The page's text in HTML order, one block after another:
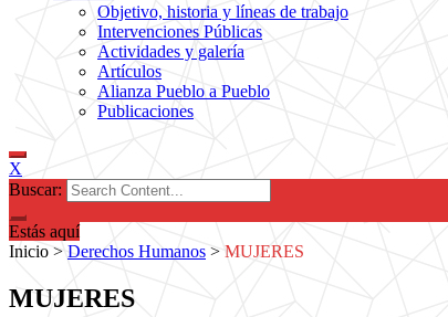
Objetivo, historia y líneas de trabajo
Intervenciones Públicas
Actividades y galería
Artículos
Alianza Pueblo a Pueblo
Publicaciones
X
Buscar:
Estás aquí
Inicio > Derechos Humanos > MUJERES
MUJERES